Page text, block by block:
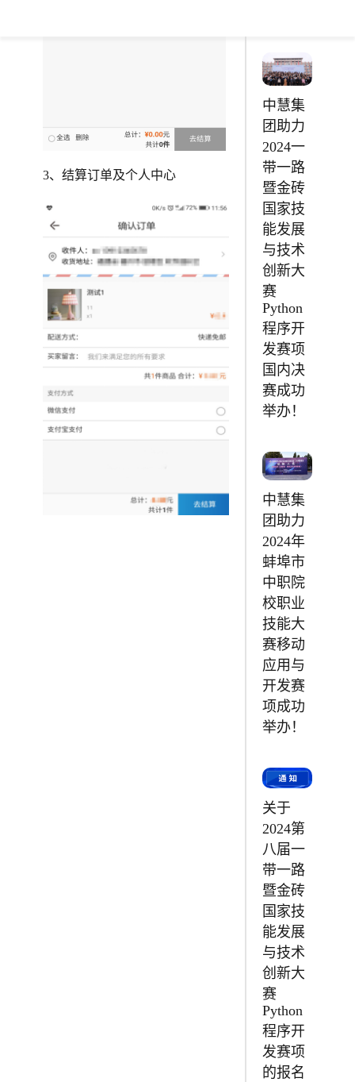
3、结算订单及个人中心
中慧集
团助力
2024一
带一路
暨金砖
国家技
能发展
与技术
创新大
赛
Python
程序开
发赛项
国内决
赛成功
举办！
中慧集
团助力
2024年
蚌埠市
中职院
校职业
技能大
赛移动
应用与
开发赛
项成功
举办！
关于
2024第
八届一
带一路
暨金砖
国家技
能发展
与技术
创新大
赛
Python
程序开
发赛项
的报名